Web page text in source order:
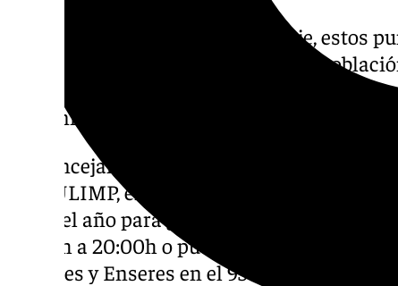
Además de su función de reciclaje, estos
informativas para sensibilizar a la
Alegre destaca que se ofrece así un servicio
comunicación.
La Concejalía de Medio Ambiente
CEMULIMP, en la calle Conde de Guevara,
días del año para gestionar otros residuos
08:00h a 20:00h o puedes contactar con el
Muebles y Enseres en el 956 483 106